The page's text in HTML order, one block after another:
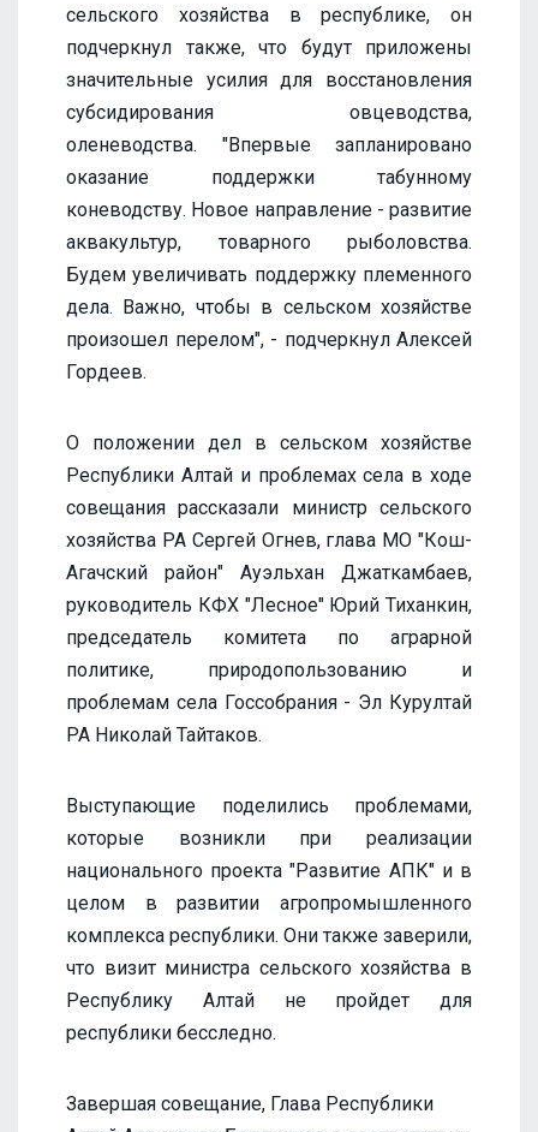
сельского хозяйства в республике, он
подчеркнул также, что будут приложены
значительные усилия для восстановления
субсидирования овцеводства,
оленеводства. "Впервые запланировано
оказание поддержки табунному
коневодству. Новое направление - развитие
аквакультур, товарного рыболовства.
Будем увеличивать поддержку племенного
дела. Важно, чтобы в сельском хозяйстве
произошел перелом", - подчеркнул Алексей
Гордеев.
О положении дел в сельском хозяйстве
Республики Алтай и проблемах села в ходе
совещания рассказали министр сельского
хозяйства РА Сергей Огнев, глава МО "Кош-
Агачский район" Ауэльхан Джаткамбаев,
руководитель КФХ "Лесное" Юрий Тиханкин,
председатель комитета по аграрной
политике, природопользованию и
проблемам села Госсобрания - Эл Курултай
РА Николай Тайтаков.
Выступающие поделились проблемами,
которые возникли при реализации
национального проекта "Развитие АПК" и в
целом в развитии агропромышленного
комплекса республики. Они также заверили,
что визит министра сельского хозяйства в
Республику Алтай не пройдет для
республики бесследно.
Завершая совещание, Глава Республики